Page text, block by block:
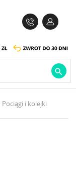

Pociągi i kolejki